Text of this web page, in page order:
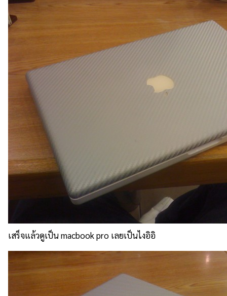
เสร็จแล้วดูเป็น macbook pro เลยเป็นไงอิอิ